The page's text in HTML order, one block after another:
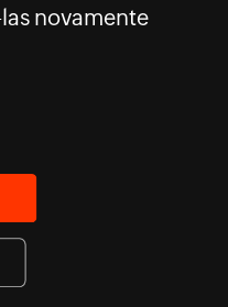
novamente